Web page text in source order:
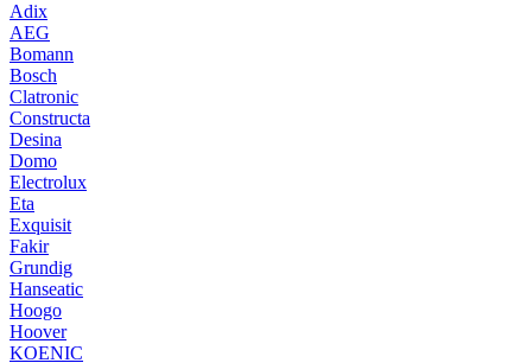
Adix
AEG
Bomann
Bosch
Clatronic
Constructa
Desina
Domo
Electrolux
Eta
Exquisit
Fakir
Grundig
Hanseatic
Hoogo
Hoover
KOENIC